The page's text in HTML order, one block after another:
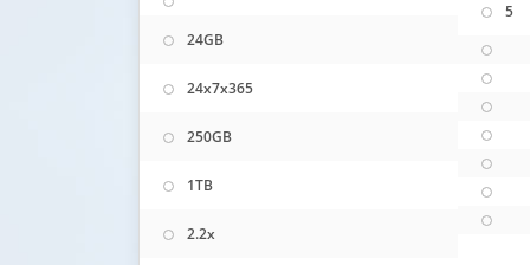
24GB
24x7x365
250GB
1TB
2.2x
5